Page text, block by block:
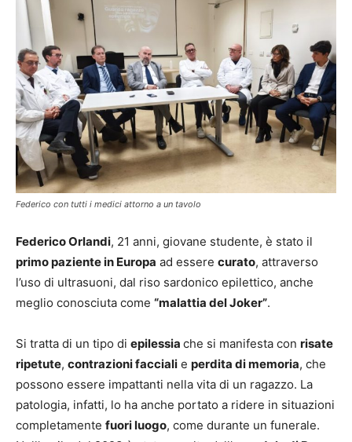
Federico con tutti i medici attorno a un tavolo
Federico Orlandi, 21 anni, giovane studente, è stato il
primo paziente in Europa ad essere curato, attraverso
l’uso di ultrasuoni, dal riso sardonico epilettico, anche
meglio conosciuta come “malattia del Joker”.
Si tratta di un tipo di epilessia che si manifesta con risate
ripetute, contrazioni facciali e perdita di memoria, che
possono essere impattanti nella vita di un ragazzo. La
patologia, infatti, lo ha anche portato a ridere in situazioni
completamente fuori luogo, come durante un funerale.